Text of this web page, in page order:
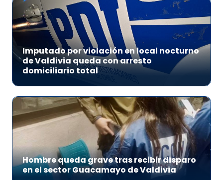
Imputado por violación en local nocturno
de Valdivia queda con arresto
domiciliario total
Hombre queda grave tras recibir disparo
en el sector Guacamayo de Valdivia